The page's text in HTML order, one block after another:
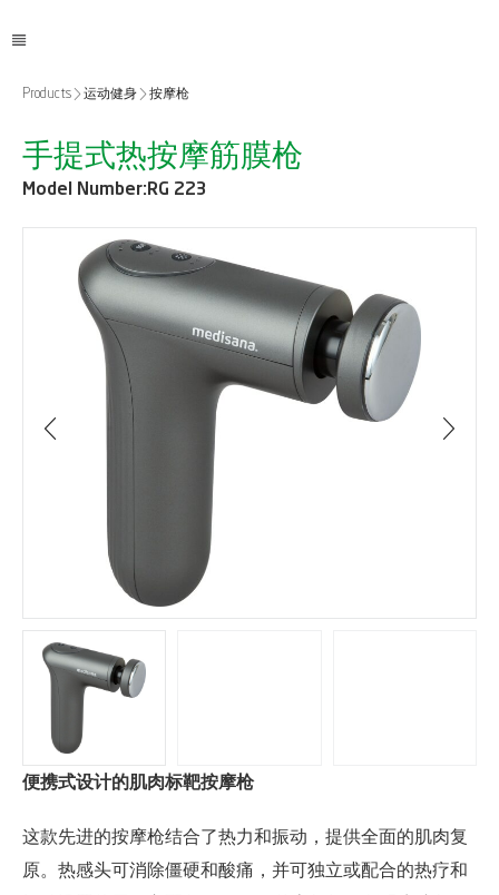
Products 运动健身 按摩枪
手提式热按摩筋膜枪
Model Number: RG 223
便携式设计的肌肉标靶按摩枪
这款先进的按摩枪结合了热力和振动，提供全面的肌肉复
原。热感头可消除僵硬和酸痛，并可独立或配合的热疗和